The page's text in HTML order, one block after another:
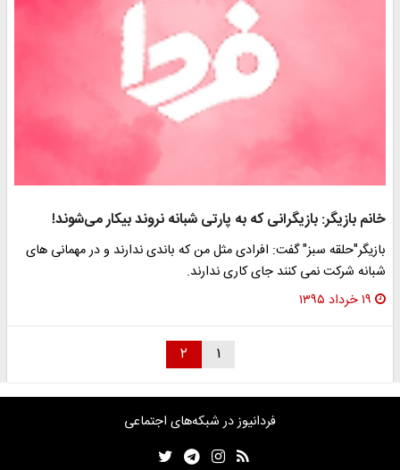
خانم بازیگر: بازیگرانی که به پارتی شبانه نروند بیکار می‌شوند!
بازیگر"حلقه سبز" گفت: افرادی مثل من که باندی ندارند و در مهمانی های
شبانه شرکت نمی کنند جای کاری ندارند.
۱۹ خرداد ۱۳۹۵
۱ ۲
فردانیوز در شبکه‌های اجتماعی